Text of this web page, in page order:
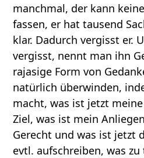
manchmal, der kann
fassen, er hat tausend
klar. Dadurch vergisst er.
vergisst, nennt man ihn
rajasige Form von
natürlich überwinden,
macht, was ist jetzt
Ziel, was ist mein
Gerecht und was ist jetzt
evtl. aufschreiben, was